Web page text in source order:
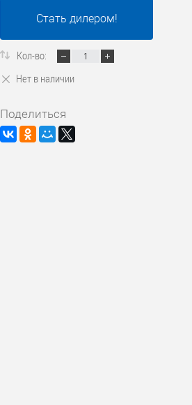
Стать дилером!
Кол-во:
Нет в наличии
Поделиться